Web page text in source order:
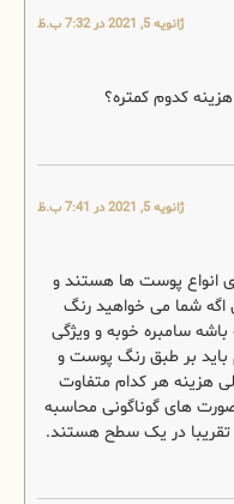
ژانویه 5, 2021 در 7:32 ب.ظ
کدوم کمتره؟
ژانویه 5, 2021 در 7:41 ب.ظ
انواع پوست ها هستند و
اگه شما می خواهید رنگ
سامبره خوبه و ویژگی
باید بر طبق رنگ پوست و
هزینه هر کدام متفاوت
های گوناگونی محاسبه
تقریبا در یک سطح هستند.